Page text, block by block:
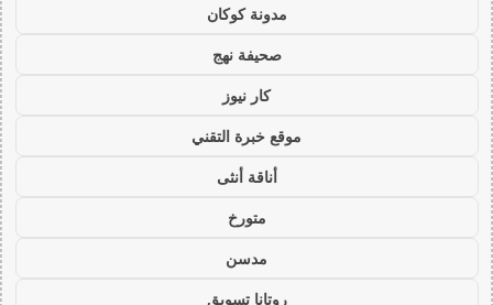
مدونة كوكان
صحيفة نهج
كار نيوز
موقع خبرة التقني
أناقة أنثى
متورخ
مدسن
روتانا تسويق